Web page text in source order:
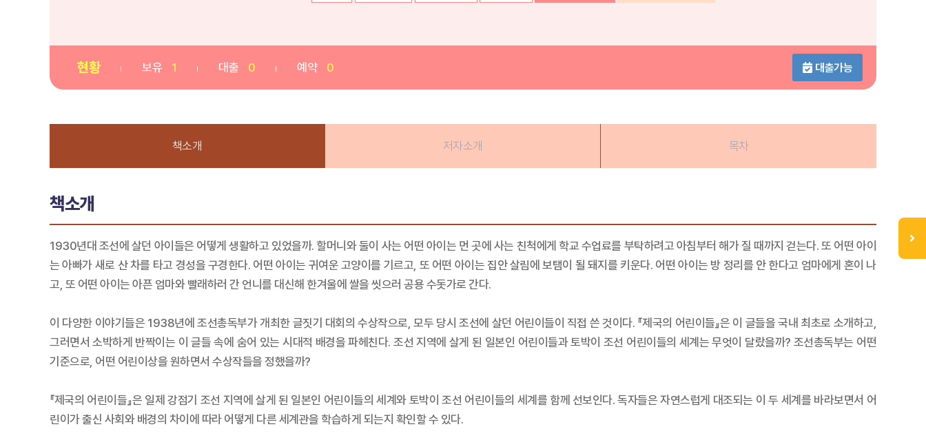
현황 보유 1 대출 0 예약 0 대출가능
책소개 저자소개 목차
책소개
1930년대 조선에 살던 아이들은 어떻게 생활하고 있었을까. 할머니와 둘이 사는 어떤 아이는 먼 곳에 사는 친척에게 학교 수업료를 부탁하려고 아침부터 해가 질 때까지 걷는다. 또 어떤 아이
는 아빠가 새로 산 차를 타고 경성을 구경한다. 어떤 아이는 귀여운 고양이를 기르고, 또 어떤 아이는 집안 살림에 보탬이 될 돼지를 키운다. 어떤 아이는 방 정리를 안 한다고 엄마에게 혼이 나
고, 또 어떤 아이는 아픈 엄마와 빨래하러 간 언니를 대신해 한겨울에 쌀을 씻으러 공용 수돗가로 간다.
이 다양한 이야기들은 1938년에 조선총독부가 개최한 글짓기 대회의 수상작으로, 모두 당시 조선에 살던 어린이들이 직접 쓴 것이다. 『제국의 어린이들』은 이 글들을 국내 최초로 소개하고,
그러면서 소박하게 반짝이는 이 글들 속에 숨어 있는 시대적 배경을 파헤친다. 조선 지역에 살게 된 일본인 어린이들과 토박이 조선 어린이들의 세계는 무엇이 달랐을까? 조선총독부는 어떤
기준으로, 어떤 어린이상을 원하면서 수상작들을 정했을까?
『제국의 어린이들』은 일제 강점기 조선 지역에 살게 된 일본인 어린이들의 세계와 토박이 조선 어린이들의 세계를 함께 선보인다. 독자들은 자연스럽게 대조되는 이 두 세계를 바라보면서 어
린이가 출신 사회와 배경의 차이에 따라 어떻게 다른 세계관을 학습하게 되는지 확인할 수 있다.